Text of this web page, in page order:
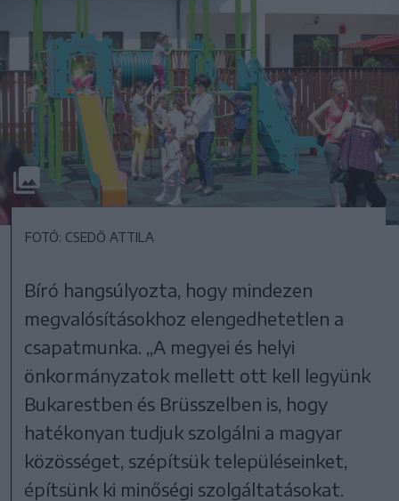
FOTÓ: CSEDŐ ATTILA
Bíró hangsúlyozta, hogy mindezen
megvalósításokhoz elengedhetetlen a
csapatmunka. „A megyei és helyi
önkormányzatok mellett ott kell legyünk
Bukarestben és Brüsszelben is, hogy
hatékonyan tudjuk szolgálni a magyar
közösséget, szépítsük településeinket,
építsünk ki minőségi szolgáltatásokat.